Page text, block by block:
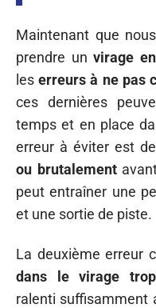
Maintenant que
prendre unvirage
leserreurs à ne pas
ces dernières
temps et en place
erreur à éviter est de
ou brutalementavant
peut entraîner une
et une sortie de piste.
La deuxième erreur
dans le virage
ralenti suffisamment